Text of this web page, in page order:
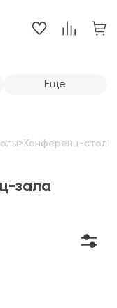
зала
> Конференц-столы
Еще